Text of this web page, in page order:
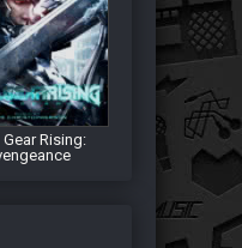
Rising: